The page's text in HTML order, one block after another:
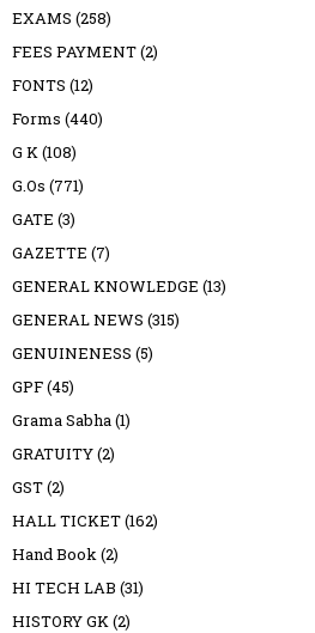
EXAMS (258)
FEES PAYMENT(2)
FONTS (12)
Forms (440)
G K(108)
G.Os (771)
GATE (3)
GAZETTE (7)
GENERAL KNOWLEDGE (13)
GENERAL NEWS (315)
GENUINENESS (5)
GPF(45)
Grama Sabha(1)
GRATUITY(2)
GST(2)
HALL TICKET(162)
Hand Book(2)
HI TECH LAB (31)
HISTORY GK(2)